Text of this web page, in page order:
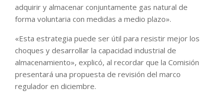
adquirir y almacenar conjuntamente gas natural de
forma voluntaria con medidas a medio plazo».
«Esta estrategia puede ser útil para resistir mejor los
choques y desarrollar la capacidad industrial de
almacenamiento», explicó, al recordar que la Comisión
presentará una propuesta de revisión del marco
regulador en diciembre.